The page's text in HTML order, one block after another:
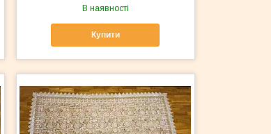
В наявності
Купити